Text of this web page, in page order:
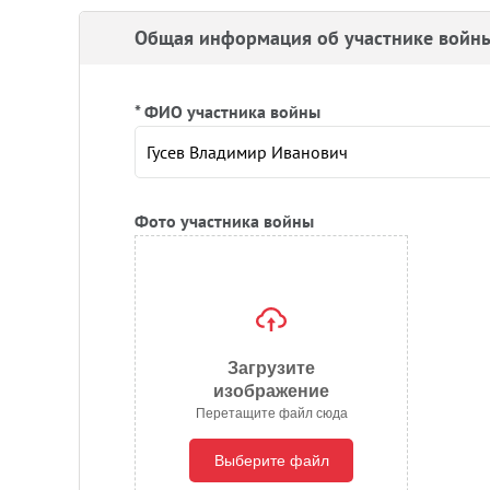
Общая информация об участнике
* ФИО участника войны
Фото участника войны
Загрузите
изображение
Перетащите файл сюда